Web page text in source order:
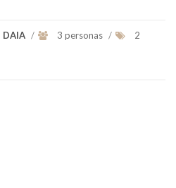
DAIA / 3 personas / 2